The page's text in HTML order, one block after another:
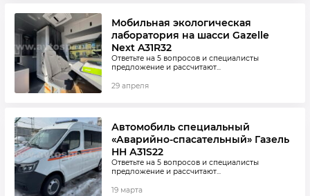
Такое техническое оснащение гарантирует полуприцепам
надежную безотказную эксплуатацию даже в условиях постоянной
полной загрузки. Наша продукция станет надежным решением для
любой транспортной компании. Предоставляется длительная
гарантия качества производителя.
Чтобы купить полуприцеп в России, оставьте заявку на сайте или
рассчитывается персонально с учетом особенностей заказа.
Мобильная экологическая
лаборатория на шасси Gazelle
Next A31R32
Ответьте на 5 вопросов и специалисты
предложение и рассчитают...
29 апреля
Автомобиль специальный
«Аварийно-спасательный» Газель
НН А31S22
Ответьте на 5 вопросов и специалисты
предложение и рассчитают...
19 марта